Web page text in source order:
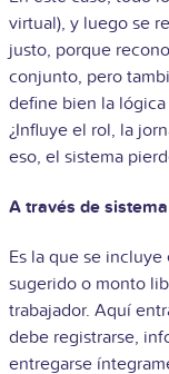
virtual), y luego se
justo, porque
conjunto, pero
define bien la lógica
¿Influye el rol, la
eso, el sistema
A través de
Es la que se
sugerido o monto
trabajador. Aquí
debe registrarse,
entregarse